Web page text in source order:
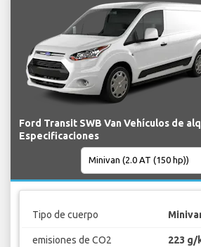
Ford Transit SWB Van Vehículos de
Especificaciones
Tipo de cuerpo
emisiones de CO2 223 g/